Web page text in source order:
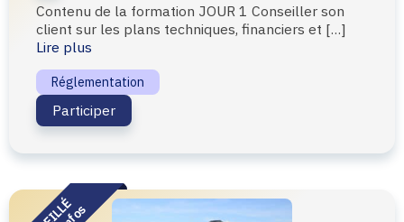
Contenu de la formation JOUR 1 Conseiller son
client sur les plans techniques, financiers et […]
Lire plus
Réglementation
Participer